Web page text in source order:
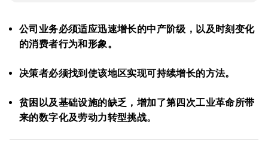
公司业务必须适应迅速增长的中产阶级，以及时刻变化
的消费者行为和形象。
决策者必须找到使该地区实现可持续增长的方法。
贫困以及基础设施的缺乏，增加了第四次工业革命所带
来的数字化及劳动力转型挑战。